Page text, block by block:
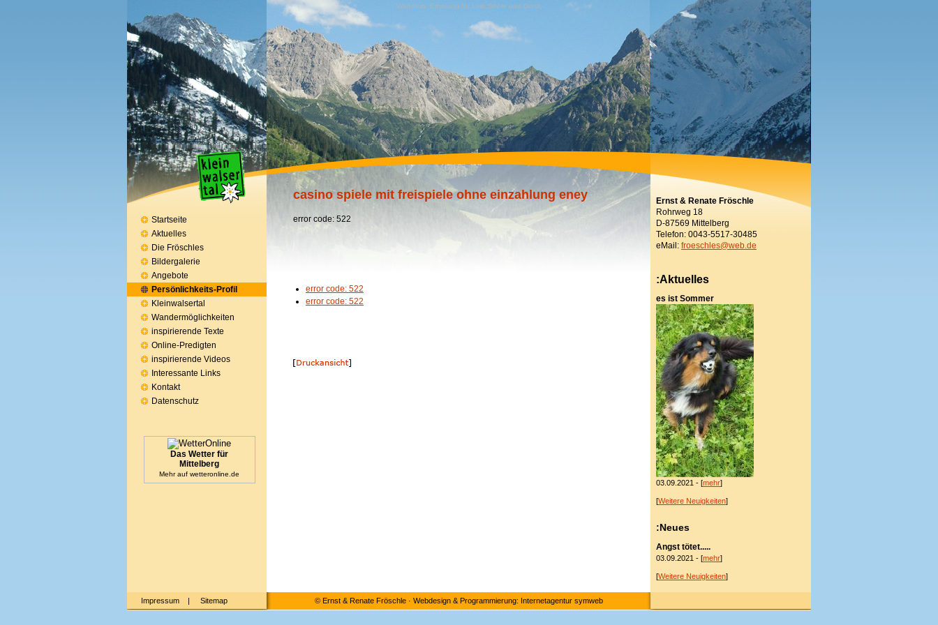
Wandern, Erholung für Leib,Seele und Geist,
casino spiele mit freispiele ohne einzahlung eney
error code: 522
error code: 522
error code: 522
Startseite
Aktuelles
Die Fröschles
Bildergalerie
Angebote
Persönlichkeits-Profil
Kleinwalsertal
Wandermöglichkeiten
inspirierende Texte
Online-Predigten
inspirierende Videos
Interessante Links
Kontakt
Datenschutz
Das Wetter für
Mittelberg
Mehr auf wetteronline.de
Ernst & Renate Fröschle
Rohrweg 18
D-87569 Mittelberg
Telefon: 0043-5517-30485
eMail: froeschles@web.de
:Aktuelles
es ist Sommer
03.09.2021 - [mehr]
[Weitere Neuigkeiten]
:Neues
Angst tötet.....
03.09.2021 - [mehr]
[Weitere Neuigkeiten]
Impressum | Sitemap © Ernst & Renate Fröschle· Webdesign & Programmierung: Internetagentur symweb